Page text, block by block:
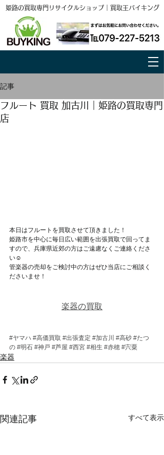
姫路の買取専門リサイクルショップ｜買取王バイキング
記事
フルート 買取 加古川｜姫路の買取専門
店
本日はフルートを買取させて頂きました！
姫路市を中心に毎日広い範囲を出張買取で回ってま
すので、兵庫県近郊の方はご遠慮なくご連絡くださ
い☺
管楽器の売却をご検討中の方はぜひ当店にご相談く
ださいませ！
楽器の買取
#ヤマハ #高価買取 #出張査定 #加古川 #高砂 #たつ
の #明石 #神戸 #芦屋 #西宮 #相生 #赤穂 #宍粟
楽器
関連記事 すべて表示